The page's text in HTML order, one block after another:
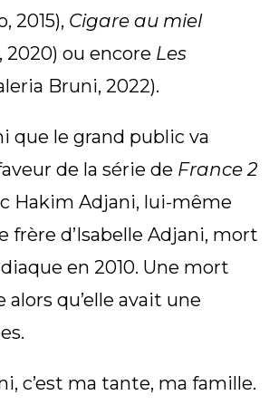
2015), Cigare au miel
2020) ou encore Les
Bruni, 2022).
que le grand public va
de la série de France 2
Hakim Adjani, lui-même
frère d’Isabelle Adjani, mort
en 2010. Une mort
alors qu’elle avait une
c’est ma tante, ma famille.